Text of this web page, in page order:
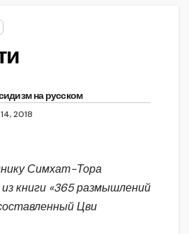
на русском
2018
Симхат-Тора
книги «365 размышлений
Цви